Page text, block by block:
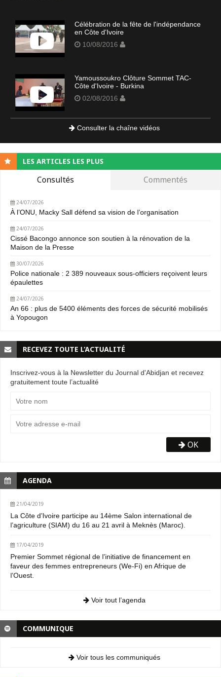
Célébration de la fête de l'indépendance
en Côte d'Ivoire
10/08/2016
Yamoussoukro Clôture Sommet TAC-
Côte d'Ivoire - Burkina
02/08/2016
Consulter la chaîne vidéos
LES ARTICLES LES PLUS
Consultés Commentés
24/07/2026
À l’ONU, Macky Sall défend sa vision de l’organisation
24/07/2026
Cissé Bacongo annonce son soutien à la rénovation de la
Maison de la Presse
30/07/2026
Police nationale : 2 389 nouveaux sous-officiers reçoivent leurs
épaulettes
24/07/2026
An 66 : plus de 5400 éléments des forces de sécurité mobilisés
à Yopougon
RECEVEZ TOUTE L’ACTUALITÉ
Inscrivez-vous à la Newsletter du Journal d'Abidjan et recevez
gratuitement toute l’actualité
OK
AGENDA
21/04/2019
La Côte d’Ivoire participe au 14ème Salon international de
l’agriculture (SIAM) du 16 au 21 avril à Meknès (Maroc).
17/04/2019
Premier Sommet régional de l’initiative de financement en
faveur des femmes entrepreneurs (We-Fi) en Afrique de
l’Ouest.
Voir tout l’agenda
COMMUNIQUE
Voir tous les communiqués